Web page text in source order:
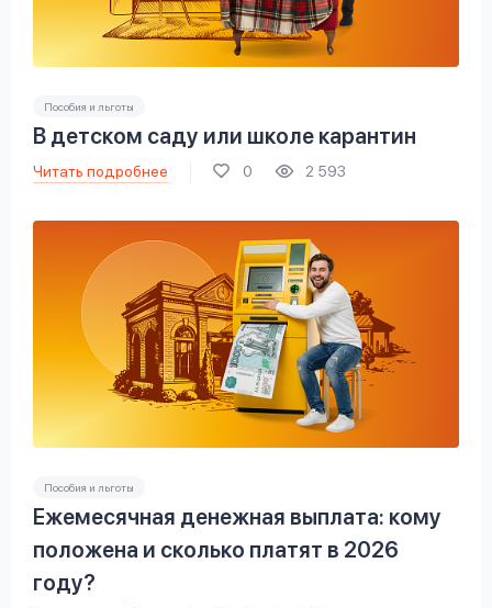
Пособия и льготы
В детском саду или школе карантин
Читать подробнее 0 2 593
Пособия и льготы
Ежемесячная денежная выплата: кому
положена и сколько платят в 2026
году?